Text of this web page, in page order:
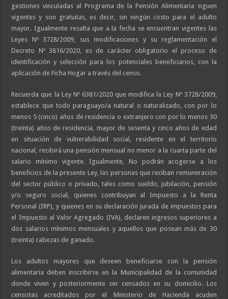
gestiones vinculadas al Programa de la Pensión Alimentaria siguen
vigentes y son gratuitas, es decir, sin ningún costo para el adulto
mayor. Igualmente resalta que a la fecha se encuentran vigentes las
Leyes Nº 3728/2009, sus modificaciones y su reglamentación el
Decreto Nº 3816/2020, es de carácter obligatorio el proceso de
identificación y selección para los potenciales beneficiarios, con la
aplicación de Ficha Hogar a través del censo.
Recuerda que la Ley Nº 6381/2020 que modifica la Ley Nº 3728/2009,
establece que todo paraguayo/a natural o naturalizado, con por lo
menos 5 (cinco) años de residencia o extranjero con por lo menos 30
(treinta) años de residencia, mayor de sesenta y cinco años de edad
en situación de vulnerabilidad social, residente en el territorio
nacional, recibirá una pensión mensual no menor a la cuarta parte del
salario mínimo vigente. Igualmente, No podrán acogerse a los
beneficios de la presente Ley, las personas que reciban remuneración
del sector público o privado, tales como sueldo, jubilación, pensión
y/o seguro social, quienes contribuyan al Impuesto a la Renta
Personal (IRP), y quienes en su declaración jurada de impuestos para
el Impuesto al Valor Agregado (IVA), declaren ingresos superiores a
dos salarios mínimos mensuales y aquellos que posean más de 30
(treinta) cabezas de ganado.
Los adultos mayores que deseen beneficiarse con la pensión
alimentaria deben inscribirse en la Municipalidad de la comunidad
donde viven y posteriormente ser censados en su domicilio. Los
censistas acreditados por el Ministerio de Hacienda acuden